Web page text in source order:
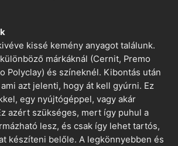
kissé kemény anyagot találunk.
márkáknál (Cernit, Premo
Polyclay) és színeknél. Kibontás után
azt jelenti, hogy át kell gyúrni. Ez
egy nyújtógéppel, vagy akár
azért szükséges, mert így puhul a
lesz, és csak így lehet tartós,
készíteni belőle. A legkönnyebben és